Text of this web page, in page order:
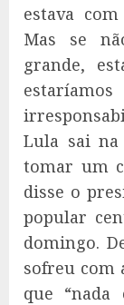
estava
Mas se
grande,
Lula sai
tomar um
disse o
popular
domingo.
sofreu com
que